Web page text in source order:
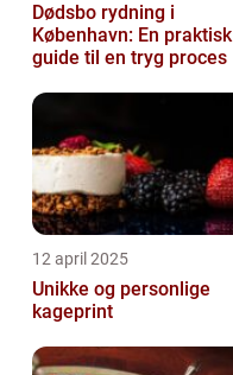
Dødsbo rydning i
København: En praktisk
guide til en tryg proces
12 april 2025
Unikke og personlige
kageprint